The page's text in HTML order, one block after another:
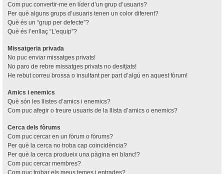
Com puc convertir-me en líder d’un grup d’usuaris?
Per què alguns grups d’usuaris tenen un color diferent?
Què és un “grup per defecte”?
Què és l’enllaç “L’equip”?
Missatgeria privada
No puc enviar missatges privats!
No paro de rebre missatges privats no desitjats!
He rebut correu brossa o insultant per part d’algú en aquest fòrum!
Amics i enemics
Què són les llistes d’amics i enemics?
Com puc afegir o treure usuaris de la llista d’amics o enemics?
Cerca dels fòrums
Com puc cercar en un fòrum o fòrums?
Per què la cerca no troba cap coincidència?
Per què la cerca produeix una pàgina en blanc!?
Com puc cercar membres?
Com puc trobar els meus temes i entrades?